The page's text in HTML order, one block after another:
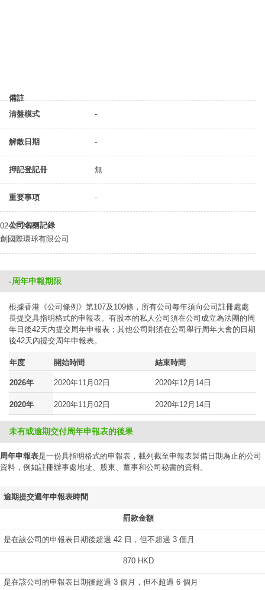
備註
清盤模式
-
解散日期 -
押記登記冊 無
重要事項 -
公司名稱記錄
02-11-2019
創國際環球有限公司
-周年申報期限
根據香港《公司條例》第107及109條，所有公司每年須向公司註冊處處
長提交具指明格式的申報表。有股本的私人公司須在公司成立為法團的周
年日後42天內提交周年申報表；其他公司則須在公司舉行周年大會的日期
後42天內提交周年申報表。
年度 開始時間 結束時間
2026年 2020年11月02日 2020年12月14日
2020年 2020年11月02日 2020年12月14日
未有或逾期交付周年申報表的後果
周年申報表是一份具指明格式的申報表，載列截至申報表製備日期為止的公司
資料，例如註冊辦事處地址、股東、董事和公司秘書的資料。
逾期提交週年申報表時間
罰款金額
是在該公司的申報表日期後超過 42 日，但不超過 3 個月
870 HKD
是在該公司的申報表日期後超過 3 個月，但不超過 6 個月